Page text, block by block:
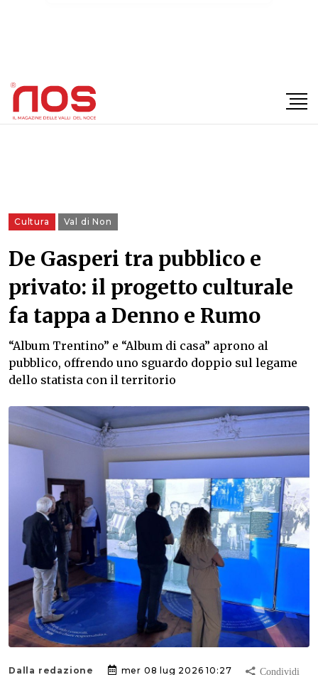
Cultura Val di Non
De Gasperi tra pubblico e
privato: il progetto culturale
fa tappa a Denno e Rumo
“Album Trentino” e “Album di casa” aprono al
pubblico, offrendo uno sguardo doppio sul legame
dello statista con il territorio
Dalla redazione mer 08 lug 2026 10:27